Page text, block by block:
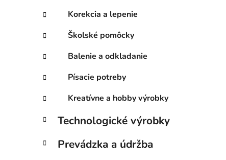
Korekcia a lepenie
Školské pomôcky
Balenie a odkladanie
Písacie potreby
Kreatívne a hobby výrobky
Technologické výrobky
Prevádzka a údržba